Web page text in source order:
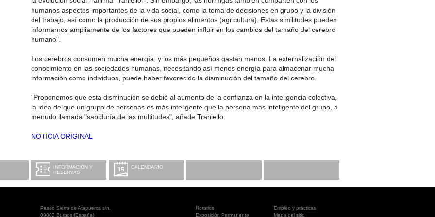
humanos aspectos importantes de la vida social, como la toma de decisiones en grupo y la división
del trabajo, así como la producción de sus propios alimentos (agricultura). Estas similitudes pueden
informarnos ampliamente de los factores que pueden influir en los cambios del tamaño del cerebro
humano".
Los cerebros consumen mucha energía, y los más pequeños gastan menos. La externalización del
conocimiento en las sociedades humanas, necesitando así menos energía para almacenar mucha
información como individuos, puede haber favorecido la disminución del tamaño del cerebro.
"Proponemos que esta disminución se debió al aumento de la confianza en la inteligencia colectiva,
la idea de que un grupo de personas es más inteligente que la persona más inteligente del grupo, a
menudo llamada "sabiduría de las multitudes", añade Traniello.
NOTICIA ORIGINAL
INFORMACIÓN Y
RESERVAS
CALENDARIO
Paseo Sierra de Atapuerca s/n.
09002 Burgos (España)
Horarios
Empleo y prácticas
Exposición Permanente
Mapa del sitio